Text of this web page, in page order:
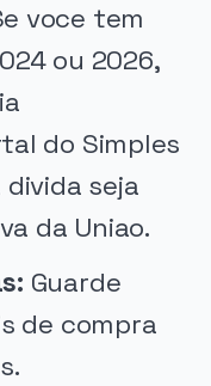
voce tem
ou 2026,
do Simples
seja
da Uniao.
Guarde
de compra